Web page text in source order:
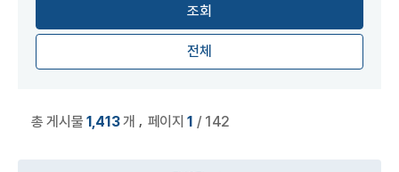
전체
총 게시물1,413개 페이지1 / 142